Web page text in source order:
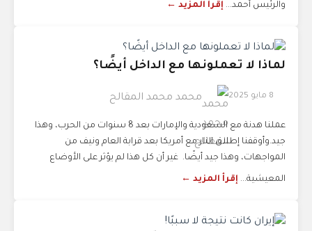
‏والرئيس أحمد... إقرأ المزيد ←
لماذا لا تعملونها مع الداخل أيضًا؟
8 مايو 2025 محمد محمد المقالح
عملنا هدنة مع السعودية والإمارات بعد 8 سنوات من الحرب، وهذا
جيد.‏وأوقفنا إطلاق النار مع أمريكا بعد قرابة العام ونيف من
المواجهات، وهذا جيد أيضًا. ‏ ‏غير أن كل هذا لم يؤثر على الأوضاع
المعيشية... إقرأ المزيد ←